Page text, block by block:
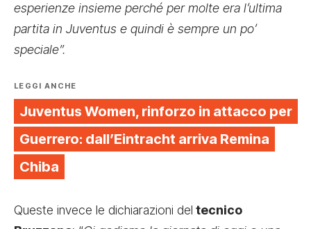
esperienze insieme perché per molte era l’ultima
partita in Juventus e quindi è sempre un po’
speciale”.
LEGGI ANCHE
Juventus Women, rinforzo in attacco per
Guerrero: dall’Eintracht arriva Remina
Chiba
Queste invece le dichiarazioni del tecnico